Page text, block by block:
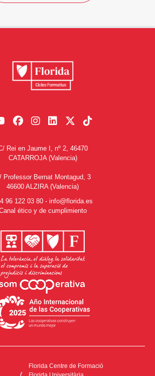
Rei en Jaume I, nº 2, 46470
CATARROJA (Valencia)
Professor Bernat Montagud, 3
46600 ALZIRA (Valencia)
96 122 03 80 - info@florida.es
ético y de cumplimiento
Florida Centre de Formació